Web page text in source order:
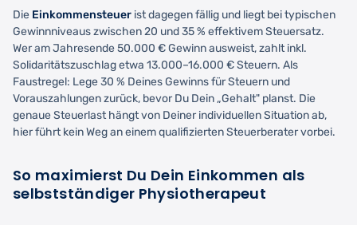
Die Einkommensteuer ist dagegen fällig und liegt bei typischen
Gewinnniveaus zwischen 20 und 35 % effektivem Steuersatz.
Wer am Jahresende 50.000 € Gewinn ausweist, zahlt inkl.
Solidaritätszuschlag etwa 13.000–16.000 € Steuern. Als
Faustregel: Lege 30 % Deines Gewinns für Steuern und
Vorauszahlungen zurück, bevor Du Dein „Gehalt" planst. Die
genaue Steuerlast hängt von Deiner individuellen Situation ab,
hier führt kein Weg an einem qualifizierten Steuerberater vorbei.
So maximierst Du Dein Einkommen als
selbstständiger Physiotherapeut